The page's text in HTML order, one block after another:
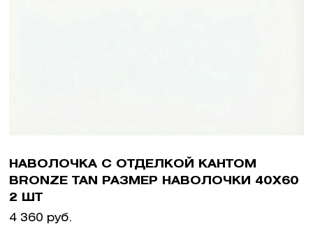
НАВОЛОЧКА С ОТДЕЛКОЙ КАНТОМ
BRONZE TAN РАЗМЕР НАВОЛОЧКИ 40X60
2 ШТ
4 360 руб.